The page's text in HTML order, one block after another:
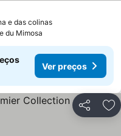
e das colinasVer preços
preços
du Mimosa
Ver preços
Partilhar